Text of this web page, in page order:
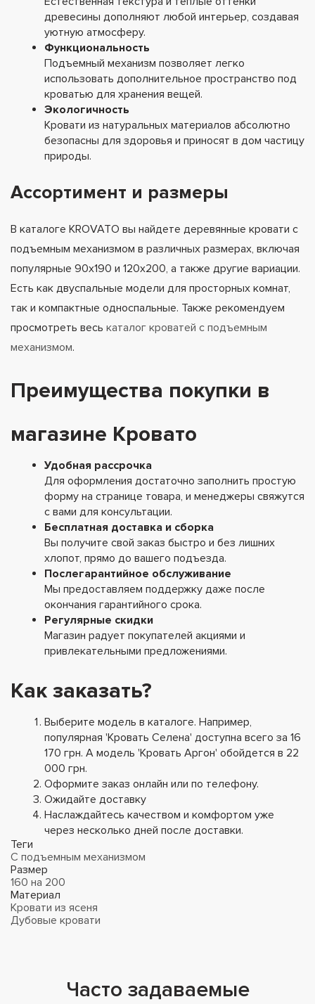
древесины дополняют любой интерьер, создавая
уютную атмосферу.
Функциональность
Подъемный механизм позволяет легко
использовать дополнительное пространство под
кроватью для хранения вещей.
Экологичность
Кровати из натуральных материалов абсолютно
безопасны для здоровья и приносят в дом частицу
природы.
Ассортимент и размеры
В каталоге KROVATO вы найдете деревянные кровати с
подъемным механизмом в различных размерах, включая
популярные 90x190 и 120x200, а также другие вариации.
Есть как двуспальные модели для просторных комнат,
так и компактные односпальные. Также рекомендуем
просмотреть весь каталог кроватей с подъемным
механизмом.
Преимущества покупки в
магазине Кровато
Удобная рассрочка
Для оформления достаточно заполнить простую
форму на странице товара, и менеджеры свяжутся
с вами для консультации.
Бесплатная доставка и сборка
Вы получите свой заказ быстро и без лишних
хлопот, прямо до вашего подъезда.
Послегарантийное обслуживание
Мы предоставляем поддержку даже после
окончания гарантийного срока.
Регулярные скидки
Магазин радует покупателей акциями и
привлекательными предложениями.
Как заказать?
Выберите модель в каталоге. Например,
популярная 'Кровать Селена' доступна всего за 16
170 грн. А модель 'Кровать Аргон' обойдется в 22
000 грн.
Оформите заказ онлайн или по телефону.
Ожидайте доставку
Наслаждайтесь качеством и комфортом уже
через несколько дней после доставки.
Теги
С подъемным механизмом
Размер
160 на 200
Материал
Кровати из ясеня
Дубовые кровати
Часто задаваемые